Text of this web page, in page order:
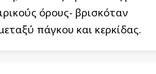
όρους- βρισκόταν
πάγκου και κερκίδας.